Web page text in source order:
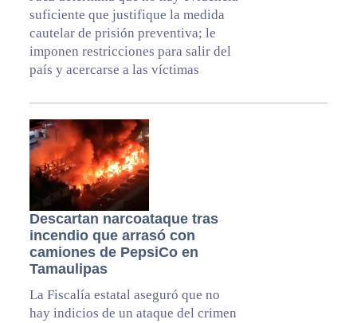
suficiente que justifique la medida
cautelar de prisión preventiva; le
imponen restricciones para salir del
país y acercarse a las víctimas
Descartan narcoataque tras
incendio que arrasó con
camiones de PepsiCo en
Tamaulipas
La Fiscalía estatal aseguró que no
hay indicios de un ataque del crimen